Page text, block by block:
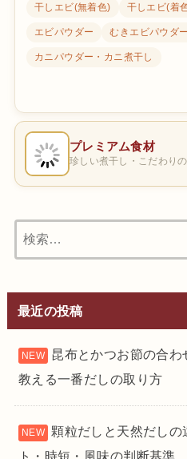
干しエビ(無着色) 干しエビ(着
エビパウダー むきエビパウダー
カニパウダー・カニ煮干し
プレミアム食材
珍しい煮干し・こだわり
最近の投稿
昆布とかつお節の合
教える一番だしの取り方
顆粒だしと天然だしの
ト・時短・風味の判断基準